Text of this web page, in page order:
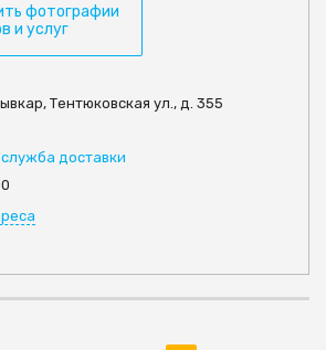
фотографии
и услуг
Тентюковская ул., д. 355
доставки